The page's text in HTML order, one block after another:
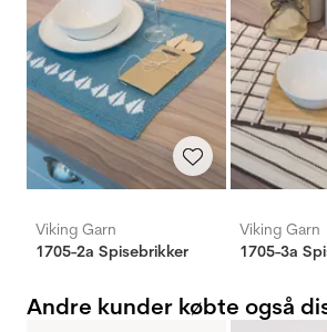
Viking Garn
1705-2a Spisebrikker
Viking Garn
1705-3a
Andre kunder købte også